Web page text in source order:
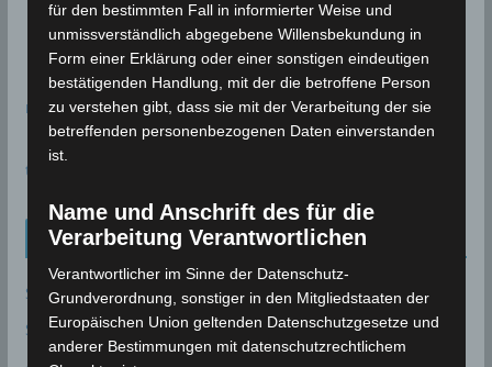
meteoblue
time.is - Sonnenzeiten
Neueinträge Glossar
Sommer 2003
Sturmflut
für den bestimmten Fall in informierter Weise und
unmissverständlich abgegebene Willensbekundung in
Form einer Erklärung oder einer sonstigen eindeutigen
bestätigenden Handlung, mit der die betroffene Person
zu verstehen gibt, dass sie mit der Verarbeitung der sie
betreffenden personenbezogenen Daten einverstanden
ist.
Name und Anschrift des für die
Verarbeitung Verantwortlichen
Verantwortlicher im Sinne der Datenschutz-
Grundverordnung, sonstiger in den Mitgliedstaaten der
Europäischen Union geltenden Datenschutzgesetze und
anderer Bestimmungen mit datenschutzrechtlichem